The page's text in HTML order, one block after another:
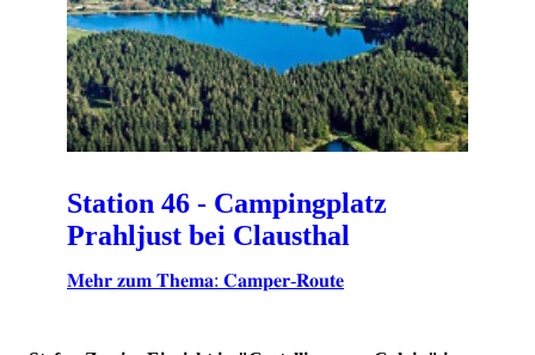
Station 46 - Campingplatz
Prahljust bei Clausthal
𝐌𝐞𝐡𝐫 𝐳𝐮𝐦 𝐓𝐡𝐞𝐦𝐚: 𝐂𝐚𝐦𝐩𝐞𝐫-𝐑𝐨𝐮𝐭𝐞